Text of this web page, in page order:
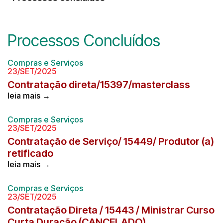
Processos Concluídos
Compras e Serviços
23/SET/2025
Contratação direta/15397/masterclass
leia mais →
Compras e Serviços
23/SET/2025
Contratação de Serviço/ 15449/ Produtor (a)
retificado
leia mais →
Compras e Serviços
23/SET/2025
Contratação Direta / 15443 / Ministrar Curso